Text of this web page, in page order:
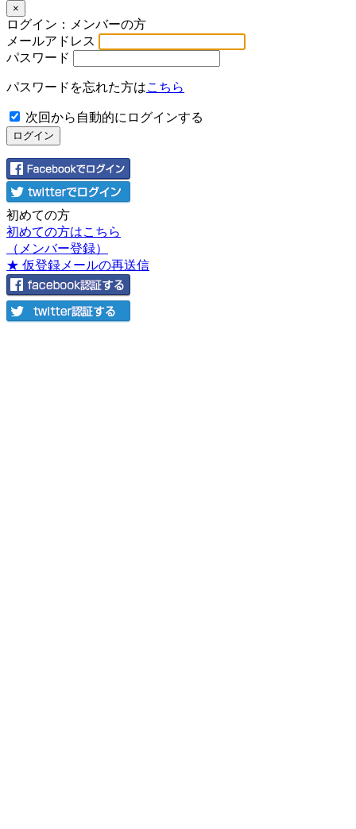
×
ログイン：メンバーの方
メールアドレス
パスワード
パスワードを忘れた方はこちら
次回から自動的にログインする
初めての方
初めての方はこちら
（メンバー登録）
★ 仮登録メールの再送信